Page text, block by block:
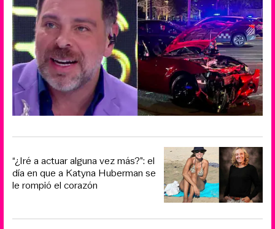
“¿Iré a actuar alguna vez más?”: el
día en que a Katyna Huberman se
le rompió el corazón